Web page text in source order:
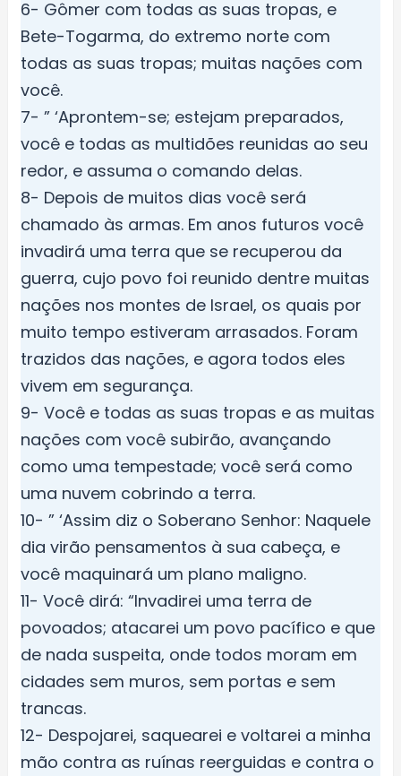
6- Gômer com todas as suas tropas, e
Bete-Togarma, do extremo norte com
todas as suas tropas; muitas nações com
você.
7- ” ‘Aprontem-se; estejam preparados,
você e todas as multidões reunidas ao seu
redor, e assuma o comando delas.
8- Depois de muitos dias você será
chamado às armas. Em anos futuros você
invadirá uma terra que se recuperou da
guerra, cujo povo foi reunido dentre muitas
nações nos montes de Israel, os quais por
muito tempo estiveram arrasados. Foram
trazidos das nações, e agora todos eles
vivem em segurança.
9- Você e todas as suas tropas e as muitas
nações com você subirão, avançando
como uma tempestade; você será como
uma nuvem cobrindo a terra.
10- ” ‘Assim diz o Soberano Senhor: Naquele
dia virão pensamentos à sua cabeça, e
você maquinará um plano maligno.
11- Você dirá: “Invadirei uma terra de
povoados; atacarei um povo pacífico e que
de nada suspeita, onde todos moram em
cidades sem muros, sem portas e sem
trancas.
12- Despojarei, saquearei e voltarei a minha
mão contra as ruínas reerguidas e contra o